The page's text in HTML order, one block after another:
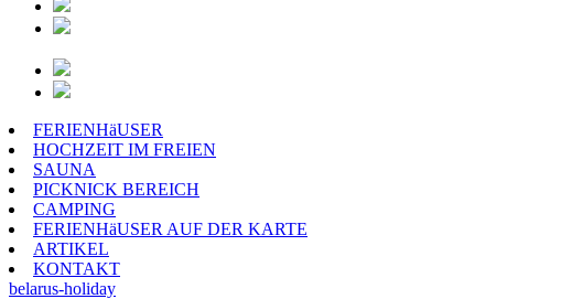
FERIENHäUSER
HOCHZEIT IM FREIEN
SAUNA
PICKNICK BEREICH
CAMPING
FERIENHäUSER AUF DER KARTE
ARTIKEL
KONTAKT
belarus-holiday